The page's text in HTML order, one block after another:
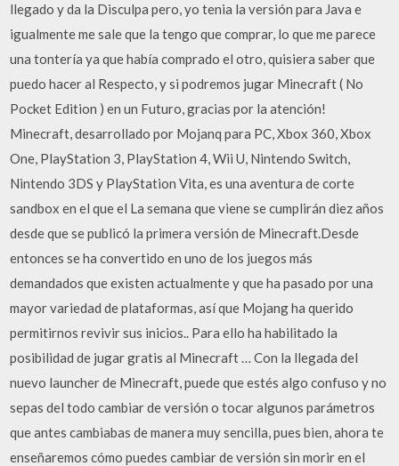
llegado y da la Disculpa pero, yo tenia la versión para Java e
igualmente me sale que la tengo que comprar, lo que me parece
una tontería ya que había comprado el otro, quisiera saber que
puedo hacer al Respecto, y si podremos jugar Minecraft ( No
Pocket Edition ) en un Futuro, gracias por la atención!
Minecraft, desarrollado por Mojanq para PC, Xbox 360, Xbox
One, PlayStation 3, PlayStation 4, Wii U, Nintendo Switch,
Nintendo 3DS y PlayStation Vita, es una aventura de corte
sandbox en el que el La semana que viene se cumplirán diez años
desde que se publicó la primera versión de Minecraft.Desde
entonces se ha convertido en uno de los juegos más
demandados que existen actualmente y que ha pasado por una
mayor variedad de plataformas, así que Mojang ha querido
permitirnos revivir sus inicios.. Para ello ha habilitado la
posibilidad de jugar gratis al Minecraft … Con la llegada del
nuevo launcher de Minecraft, puede que estés algo confuso y no
sepas del todo cambiar de versión o tocar algunos parámetros
que antes cambiabas de manera muy sencilla, pues bien, ahora te
enseñaremos cómo puedes cambiar de versión sin morir en el